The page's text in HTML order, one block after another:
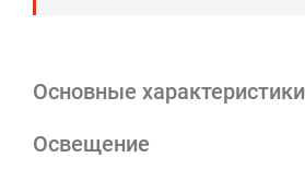
Основные характеристики
Освещение